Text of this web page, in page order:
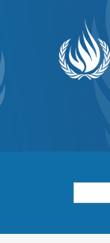
텐
츠
로
건